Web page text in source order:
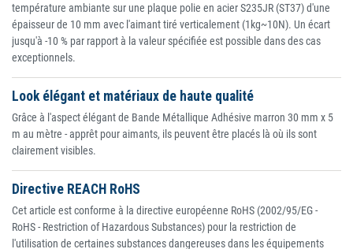
température ambiante sur une plaque polie en acier S235JR (ST37) d'une
épaisseur de 10 mm avec l'aimant tiré verticalement (1kg~10N). Un écart
jusqu'à -10 % par rapport à la valeur spécifiée est possible dans des cas
exceptionnels.
Look élégant et matériaux de haute qualité
Grâce à l'aspect élégant de Bande Métallique Adhésive marron 30 mm x 5
m au mètre - apprêt pour aimants, ils peuvent être placés là où ils sont
clairement visibles.
Directive REACH RoHS
Cet article est conforme à la directive européenne RoHS (2002/95/EG -
RoHS - Restriction of Hazardous Substances) pour la restriction de
l'utilisation de certaines substances dangereuses dans les équipements